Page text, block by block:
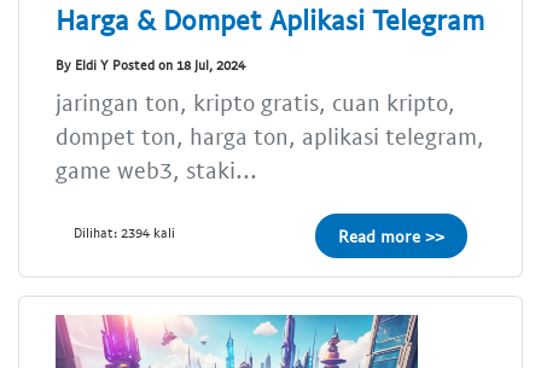
Harga & Dompet Aplikasi Telegram
By Eldi Y Posted on 18 Jul, 2024
jaringan ton, kripto gratis, cuan kripto,
dompet ton, harga ton, aplikasi telegram,
game web3, staki...
Dilihat: 2394 kali Read more >>